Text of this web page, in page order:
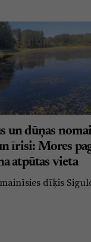
un dūņas
īrisi: Mores
atpūtas vieta
dīķis